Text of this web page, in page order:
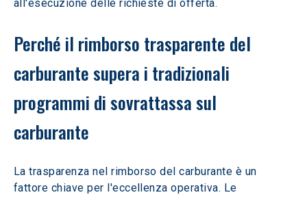
all'esecuzione delle richieste di offerta.
Perché il rimborso trasparente del
carburante supera i tradizionali
programmi di sovrattassa sul
carburante
La trasparenza nel rimborso del carburante è un
fattore chiave per l'eccellenza operativa. Le